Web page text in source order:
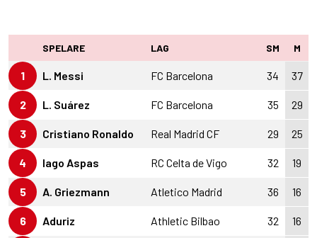
SPELARE LAG SM M
1 L. Messi FC Barcelona 34 37
2 L. Suárez FC Barcelona 35 29
3 Cristiano Ronaldo Real Madrid CF 29 25
4 Iago Aspas RC Celta de Vigo 32 19
5 A. Griezmann Atletico Madrid 36 16
6 Aduriz Athletic Bilbao 32 16